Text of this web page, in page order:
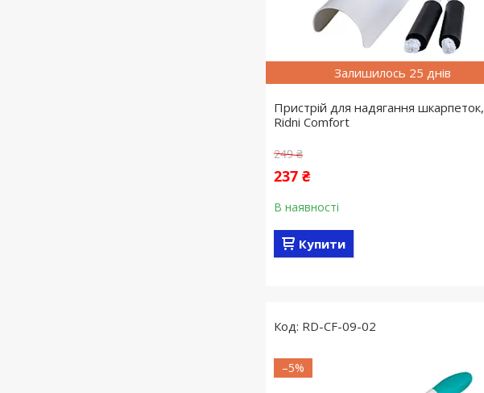
Залишилось 25 днів
Пристрій для надягання шкарпеток,
Ridni Comfort
249 ₴
237 ₴
В наявності
Купити
RD-CF-09-02
–5%